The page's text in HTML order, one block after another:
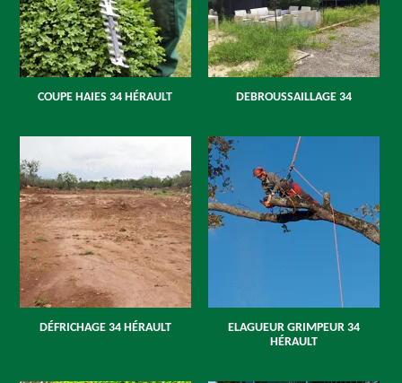
COUPE HAIES 34 HÉRAULT DEBROUSSAILLAGE 34
DÉFRICHAGE 34 HÉRAULT
ELAGUEUR GRIMPEUR 34
HÉRAULT